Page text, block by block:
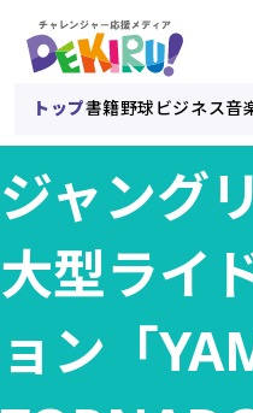
トップ書籍野球 ビジネス音
ジャング
大型ライ
ョン「